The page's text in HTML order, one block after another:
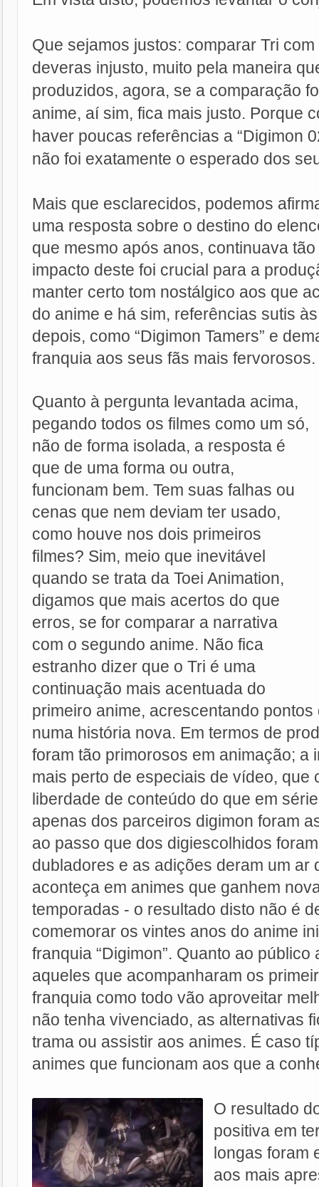
Que sejamos justos: comparar Tri
deveras injusto, muito pela maneira
produzidos, agora, se a comparação
anime, aí sim, fica mais justo. Porque
haver poucas referências a “Digimon
não foi exatamente o esperado dos
Mais que esclarecidos, podemos
uma resposta sobre o destino do
que mesmo após anos, continuava
impacto deste foi crucial para a
manter certo tom nostálgico aos que
do anime e há sim, referências sutis
depois, como “Digimon Tamers” e
franquia aos seus fãs mais fervorosos.
Quanto à pergunta levantada acima,
pegando todos os filmes como um só,
não de forma isolada, a resposta é
que de uma forma ou outra,
funcionam bem. Tem suas falhas ou
cenas que nem deviam ter usado,
como houve nos dois primeiros
filmes? Sim, meio que inevitável
quando se trata da Toei Animation,
digamos que mais acertos do que
erros, se for comparar a narrativa
com o segundo anime. Não fica
estranho dizer que o Tri é uma
continuação mais acentuada do
primeiro anime, acrescentando
numa história nova. Em termos de
foram tão primorosos em animação; a
mais perto de especiais de vídeo, que
liberdade de conteúdo do que em
apenas dos parceiros digimon foram
ao passo que dos digiescolhidos
dubladores e as adições deram um ar
aconteça em animes que ganhem
temporadas - o resultado disto não é
comemorar os vintes anos do anime
franquia “Digimon”. Quanto ao
aqueles que acompanharam os
franquia como todo vão aproveitar
não tenha vivenciado, as alternativas
trama ou assistir aos animes. É caso
animes que funcionam aos que a
O resultado
positiva em
longas foram
aos mais